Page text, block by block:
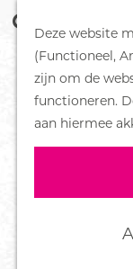
Deze website
(Functioneel,
zijn om de
functioneren.
aan hiermee
o
e
k
e
n
M
e
n
u
De